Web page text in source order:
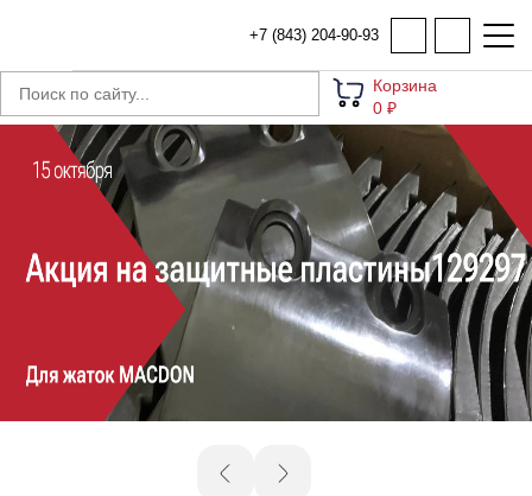
+7 (843) 204-90-93
Корзина
0 ₽